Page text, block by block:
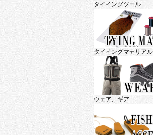
タイイングツール
タイイングマテリアル
ウェア、ギア